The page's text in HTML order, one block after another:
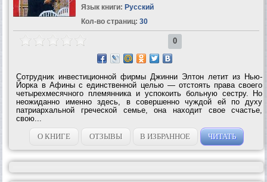
Язык книги: Русский
Кол-во страниц: 30
0
Сотрудник инвестиционной фирмы Джинни Элтон летит из Нью-
Йорка в Афины с единственной целью — отстоять права своего
четырехмесячного племянника и успокоить больную сестру. Но
неожиданно именно здесь, в совершенно чуждой ей по духу
патриархальной греческой семье, она находит свое счастье,
свою...
О КНИГЕ
ОТЗЫВЫ В ИЗБРАННОЕ ЧИТАТЬ